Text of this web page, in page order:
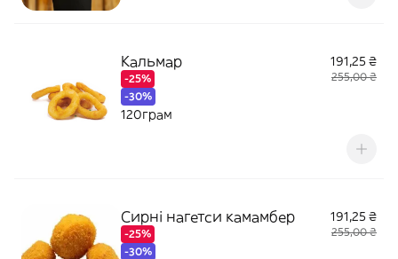
Кальмар
-25%
-30%
191,25 ₴
255,00 ₴
120грам
Сирні нагетси камамбер
-25%
-30%
191,25 ₴
255,00 ₴